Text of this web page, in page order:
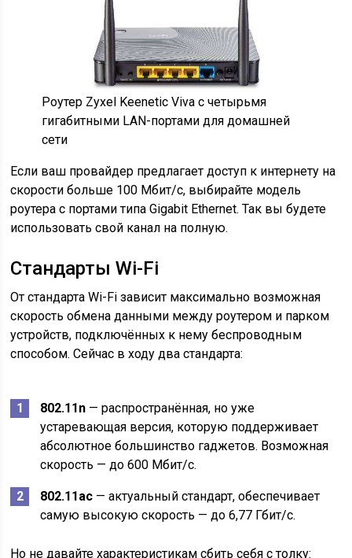
Роутер Zyxel Keenetic Viva с четырьмя
гигабитными LAN-портами для домашней
сети
Если ваш провайдер предлагает доступ к интернету на
скорости больше 100 Мбит/с, выбирайте модель
роутера с портами типа Gigabit Ethernet. Так вы будете
использовать свой канал на полную.
Стандарты Wi-Fi
От стандарта Wi-Fi зависит максимально возможная
скорость обмена данными между роутером и парком
устройств, подключённых к нему беспроводным
способом. Сейчас в ходу два стандарта:
802.11n — распространённая, но уже
устаревающая версия, которую поддерживает
абсолютное большинство гаджетов. Возможная
скорость — до 600 Мбит/c.
802.11ac — актуальный стандарт, обеспечивает
самую высокую скорость — до 6,77 Гбит/с.
Но не давайте характеристикам сбить себя с толку: